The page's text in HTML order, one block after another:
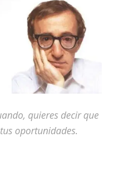
quieres decir que
oportunidades.